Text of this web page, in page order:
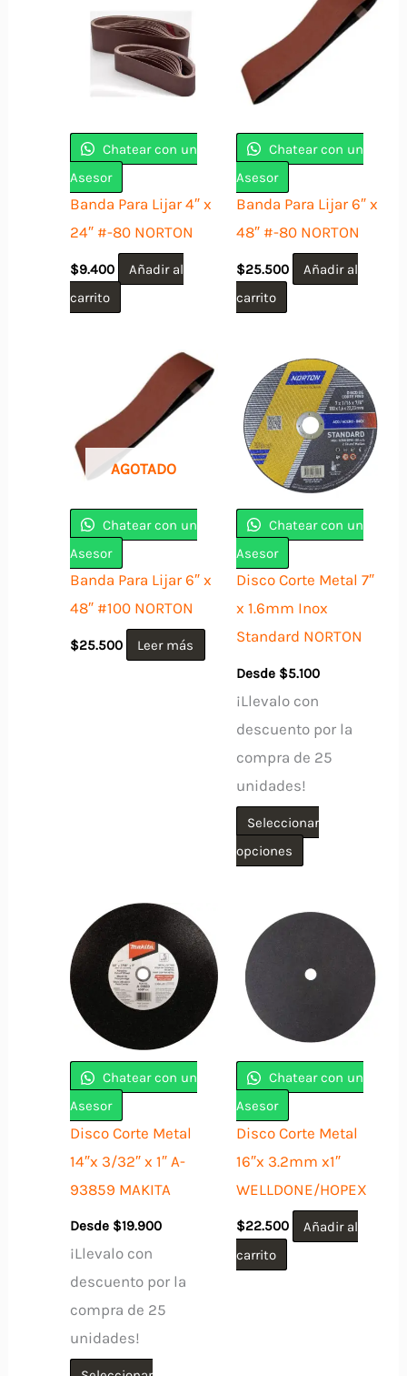
Chatear con un
Asesor
Banda Para Lijar 4″ x
24″ #-80 NORTON
$9.400
Añadir al
carrito
Chatear con un
Asesor
Banda Para Lijar 6″ x
48″ #-80 NORTON
$25.500
Añadir al
carrito
AGOTADO
Chatear con un
Asesor
Banda Para Lijar 6″ x
48″ #100 NORTON
$25.500 Leer más
Chatear con un
Asesor
Disco Corte Metal 7″
x 1.6mm Inox
Standard NORTON
Desde $5.100
¡Llevalo con
descuento por la
compra de 25
unidades!
Seleccionar
opciones
múltiples
opciones
se
pueden
en
la
página
de
producto
Chatear con un
Asesor
Disco Corte Metal
14″x 3/32″ x 1″ A-
93859 MAKITA
Desde $19.900
¡Llevalo con
descuento por la
compra de 25
unidades!
Chatear con un
Asesor
Disco Corte Metal
16″x 3.2mm x1″
WELLDONE/HOPEX
$22.500
Añadir al
carrito